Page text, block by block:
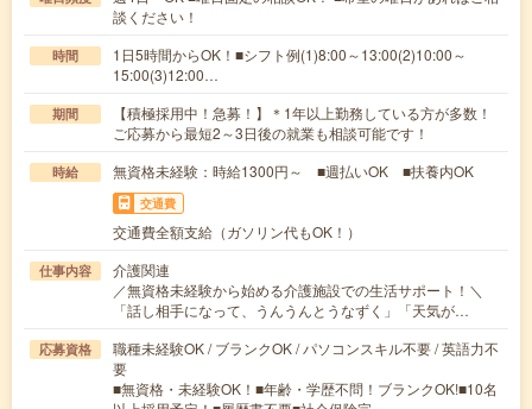
談ください！
時間
1日5時間からOK！■シフト例(1)8:00～13:00(2)10:00～
15:00(3)12:00…
期間
【積極採用中！急募！】＊1年以上勤務している方が多数！
ご応募から最短2～3日後の就業も相談可能です！
時給 無資格未経験：時給1300円～ ■週払いOK ■扶養内OK
交通費
交通費全額支給（ガソリン代もOK！）
仕事内容
介護関連
／無資格未経験から始める介護施設での生活サポート！＼
「話し相手になって、うんうんとうなずく」「天気が…
応募資格
職種未経験OK / ブランクOK / パソコンスキル不要 / 英語力不
要
■無資格・未経験OK！■年齢・学歴不問！ブランクOK!■10名